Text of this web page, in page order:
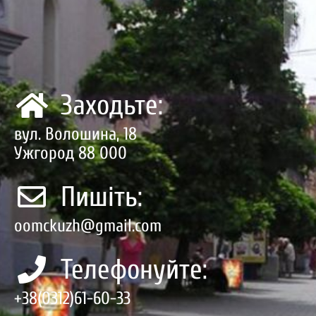
Заходьте:
вул. Волошина, 18
Ужгород 88 000
Пишіть:
oomckuzh@gmail.com
Телефонуйте:
+38(0312)61-60-33